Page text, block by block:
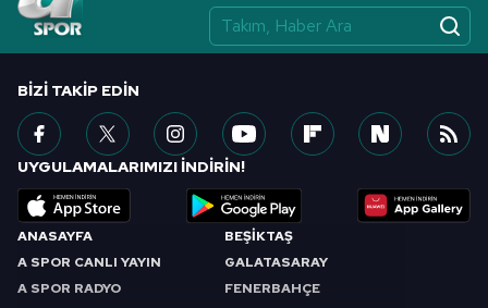
ANASAYFA
A SPOR CANLI YAYIN
A SPOR RADYO
BEŞİKTAŞ
GALATASARAY
FENERBAHÇE
BIZI TAKIP EDIN
UYGULAMALARIMIZI İNDİRİN!